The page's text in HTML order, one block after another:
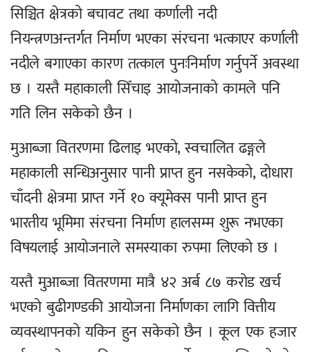
सिञ्चित क्षेत्रको बचावट तथा कर्णाली नदी
नियन्त्रणअन्तर्गत निर्माण भएका संरचना भत्काएर कर्णाली
नदीले बगाएका कारण तत्काल पुनःनिर्माण गर्नुपर्ने अवस्था
छ । यस्तै महाकाली सिँचाइ आयोजनाको कामले पनि
गति लिन सकेको छैन ।
मुआब्जा वितरणमा ढिलाइ भएको, स्वचालित ढङ्गले
महाकाली सन्धिअनुसार पानी प्राप्त हुन नसकेको, दोधारा
चाँदनी क्षेत्रमा प्राप्त गर्ने १० क्यूमेक्स पानी प्राप्त हुन
भारतीय भूमिमा संरचना निर्माण हालसम्म शुरू नभएका
विषयलाई आयोजनाले समस्याका रुपमा लिएको छ ।
यस्तै मुआब्जा वितरणमा मात्रै ४२ अर्ब ८७ करोड खर्च
भएको बुढीगण्डकी आयोजना निर्माणका लागि वित्तीय
व्यवस्थापनको यकिन हुन सकेको छैन । कूल एक हजार